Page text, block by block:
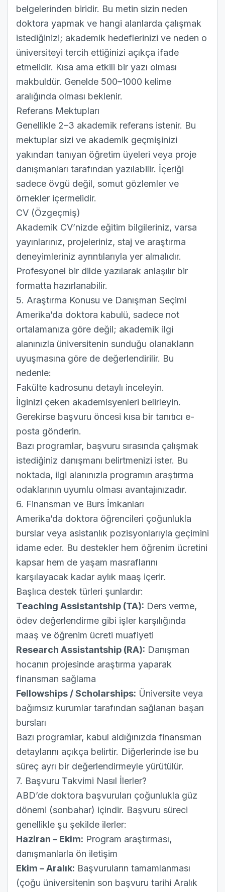
belgelerinden biridir. Bu metin sizin neden
doktora yapmak ve hangi alanlarda çalışmak
istediğinizi; akademik hedeflerinizi ve neden o
üniversiteyi tercih ettiğinizi açıkça ifade
etmelidir. Kısa ama etkili bir yazı olması
makbuldür. Genelde 500–1000 kelime
aralığında olması beklenir.
Referans Mektupları
Genellikle 2–3 akademik referans istenir. Bu
mektuplar sizi ve akademik geçmişinizi
yakından tanıyan öğretim üyeleri veya proje
danışmanları tarafından yazılabilir. İçeriği
sadece övgü değil, somut gözlemler ve
örnekler içermelidir.
CV (Özgeçmiş)
Akademik CV’nizde eğitim bilgileriniz, varsa
yayınlarınız, projeleriniz, staj ve araştırma
deneyimleriniz ayrıntılarıyla yer almalıdır.
Profesyonel bir dilde yazılarak anlaşılır bir
formatta hazırlanabilir.
5. Araştırma Konusu ve Danışman Seçimi
Amerika’da doktora kabulü, sadece not
ortalamanıza göre değil; akademik ilgi
alanınızla üniversitenin sunduğu olanakların
uyuşmasına göre de değerlendirilir. Bu
nedenle:
Fakülte kadrosunu detaylı inceleyin.
İlginizi çeken akademisyenleri belirleyin.
Gerekirse başvuru öncesi kısa bir tanıtıcı e-
posta gönderin.
Bazı programlar, başvuru sırasında çalışmak
istediğiniz danışmanı belirtmenizi ister. Bu
noktada, ilgi alanınızla programın araştırma
odaklarının uyumlu olması avantajınızadır.
6. Finansman ve Burs İmkanları
Amerika’da doktora öğrencileri çoğunlukla
burslar veya asistanlık pozisyonlarıyla geçimini
idame eder. Bu destekler hem öğrenim ücretini
kapsar hem de yaşam masraflarını
karşılayacak kadar aylık maaş içerir.
Başlıca destek türleri şunlardır:
Teaching Assistantship (TA): Ders verme,
ödev değerlendirme gibi işler karşılığında
maaş ve öğrenim ücreti muafiyeti
Research Assistantship (RA): Danışman
hocanın projesinde araştırma yaparak
finansman sağlama
Fellowships / Scholarships: Üniversite veya
bağımsız kurumlar tarafından sağlanan başarı
bursları
Bazı programlar, kabul aldığınızda finansman
detaylarını açıkça belirtir. Diğerlerinde ise bu
süreç ayrı bir değerlendirmeyle yürütülür.
7. Başvuru Takvimi Nasıl İlerler?
ABD’de doktora başvuruları çoğunlukla güz
dönemi (sonbahar) içindir. Başvuru süreci
genellikle şu şekilde ilerler:
Haziran – Ekim: Program araştırması,
danışmanlarla ön iletişim
Ekim – Aralık: Başvuruların tamamlanması
(çoğu üniversitenin son başvuru tarihi Aralık